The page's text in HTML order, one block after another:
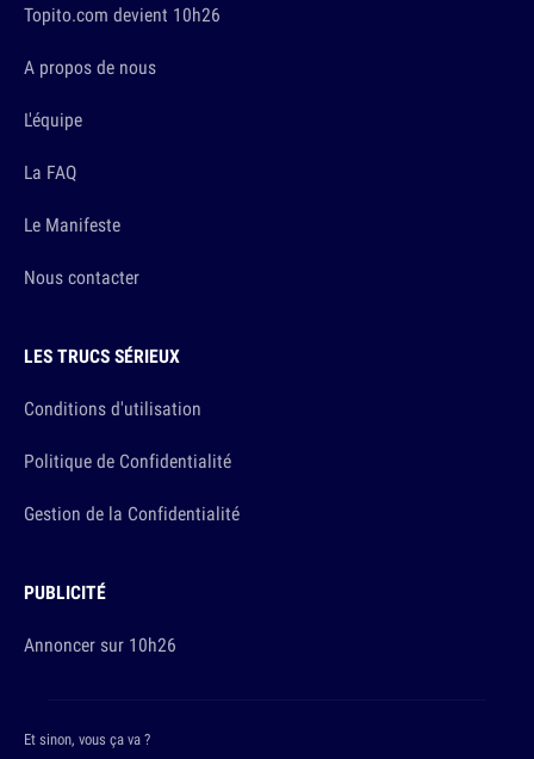
Topito.com devient 10h26
A propos de nous
L'équipe
La FAQ
Le Manifeste
Nous contacter
LES TRUCS SÉRIEUX
Conditions d'utilisation
Politique de Confidentialité
Gestion de la Confidentialité
PUBLICITÉ
Annoncer sur 10h26
Et sinon, vous ça va ?